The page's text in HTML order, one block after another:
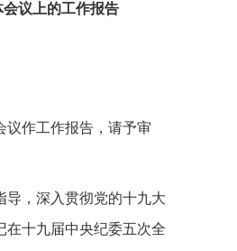
议上的工作报告
议作工作报告，请予审
导，深入贯彻党的十九大
在十九届中央纪委五次全